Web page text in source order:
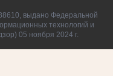
выдано Федеральной
технологий и
05 ноября 2024 г.